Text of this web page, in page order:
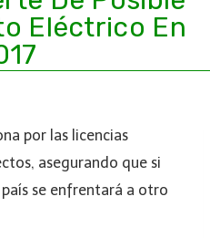
Eléctrico En
por las licencias
asegurando que si
se enfrentará a otro